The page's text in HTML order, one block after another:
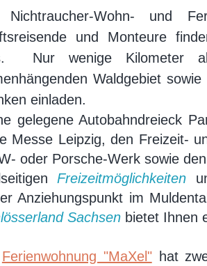
Nichtraucher-Wohn- und
und Monteure
Nur wenige Kilometer
Waldgebiet
einladen.
gelegene Autobahndreieck
Messe Leipzig, den Freizeit-
oder Porsche-Werk sowie
Freizeitmöglichkeiten
Anziehungspunkt im
Sachsen bietet Ihnen
Ferienwohnung "MaXel"hat